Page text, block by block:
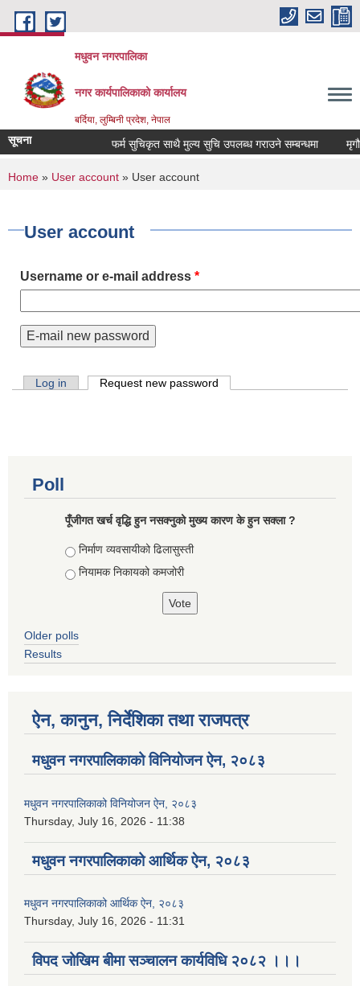
Skip to main content
मधुवन नगरपालिका
नगर कार्यपालिकाको कार्यालय
बर्दिया, लुम्बिनी प्रदेश, नेपाल
सूचना फर्म सुचिकृत साथै मुल्य सुचि उपलब्ध गराउने सम्बन्धमा
You are here
Home » User account » User account
User account
Username or e-mail address *
Primary tabs
Log in Request new password
Poll
पूँजीगत खर्च वृद्धि हुन नसक्नुको मुख्य कारण के हुन सक्ला ?
Choices
निर्माण व्यवसायीको ढिलासुस्ती
नियामक निकायको कमजोरी
Older polls
Results
ऐन, कानुन, निर्देशिका तथा राजपत्र
मधुवन नगरपालिकाको विनियोजन ऐन, २०८३
मधुवन नगरपालिकाको विनियोजन ऐन, २०८३
Thursday, July 16, 2026 - 11:38
मधुवन नगरपालिकाको आर्थिक ऐन, २०८३
मधुवन नगरपालिकाको आर्थिक ऐन, २०८३
Thursday, July 16, 2026 - 11:31
विपद जोखिम बीमा सञ्चालन कार्यविधि २०८२ ।।।